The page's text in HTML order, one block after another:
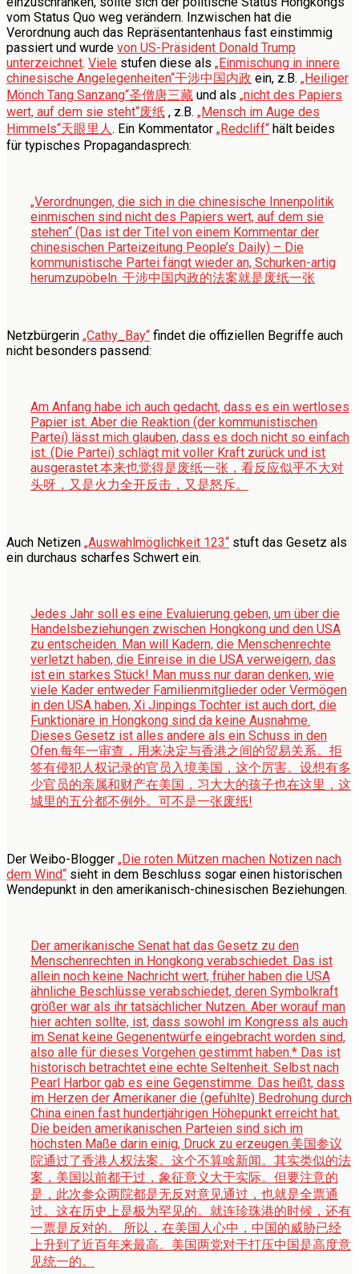
vom Status Quo weg verändern. Inzwischen hat die
Verordnung auch das Repräsentantenhaus fast einstimmig
passiert und wurde von US-Präsident Donald Trump
unterzeichnet. Viele stufen diese als „Einmischung in innere
chinesische Angelegenheiten“干涉中国内政 ein, z.B. „Heiliger
Mönch Tang Sanzang“圣僧唐三藏 und als „nicht des Papiers
wert, auf dem sie steht“废纸 , z.B. „Mensch im Auge des
Himmels“天眼里人. Ein Kommentator „Redcliff“ hält beides
für typisches Propagandasprech:
„Verordnungen, die sich in die chinesische Innenpolitik
einmischen sind nicht des Papiers wert, auf dem sie
stehen“ (Das ist der Titel von einem Kommentar der
chinesischen Parteizeitung People’s Daily) – Die
kommunistische Partei fängt wieder an, Schurken-artig
herumzupöbeln. 干涉中国内政的法案就是废纸一张
Netzbürgerin „Cathy_Bay“ findet die offiziellen Begriffe auch
nicht besonders passend:
Am Anfang habe ich auch gedacht, dass es ein wertloses
Papier ist. Aber die Reaktion (der kommunistischen
Partei) lässt mich glauben, dass es doch nicht so einfach
ist. (Die Partei) schlägt mit voller Kraft zurück und ist
ausgerastet.本来也觉得是废纸一张，看反应似乎不大对
头呀，又是火力全开反击，又是怒斥。
Auch Netizen „Auswahlmöglichkeit 123“ stuft das Gesetz als
ein durchaus scharfes Schwert ein.
Jedes Jahr soll es eine Evaluierung geben, um über die
Handelsbeziehungen zwischen Hongkong und den USA
zu entscheiden. Man will Kadern, die Menschenrechte
verletzt haben, die Einreise in die USA verweigern, das
ist ein starkes Stück! Man muss nur daran denken, wie
viele Kader entweder Familienmitglieder oder Vermögen
in den USA haben, Xi Jinpings Tochter ist auch dort, die
Funktionäre in Hongkong sind da keine Ausnahme.
Dieses Gesetz ist alles andere als ein Schuss in den
Ofen.每年一审查，用来决定与香港之间的贸易关系。拒
签有侵犯人权记录的官员入境美国，这个厉害。设想有多
少官员的亲属和财产在美国，习大大的孩子也在这里，这
城里的五分都不例外。可不是一张废纸!
Der Weibo-Blogger „Die roten Mützen machen Notizen nach
dem Wind“ sieht in dem Beschluss sogar einen historischen
Wendepunkt in den amerikanisch-chinesischen Beziehungen.
Der amerikanische Senat hat das Gesetz zu den
Menschenrechten in Hongkong verabschiedet. Das ist
allein noch keine Nachricht wert, früher haben die USA
ähnliche Beschlüsse verabschiedet, deren Symbolkraft
größer war als ihr tatsächlicher Nutzen. Aber worauf man
hier achten sollte, ist, dass sowohl im Kongress als auch
im Senat keine Gegenentwürfe eingebracht worden sind,
also alle für dieses Vorgehen gestimmt haben.* Das ist
historisch betrachtet eine echte Seltenheit. Selbst nach
Pearl Harbor gab es eine Gegenstimme. Das heißt, dass
im Herzen der Amerikaner die (gefühlte) Bedrohung durch
China einen fast hundertjährigen Höhepunkt erreicht hat.
Die beiden amerikanischen Parteien sind sich im
höchsten Maße darin einig, Druck zu erzeugen.美国参议
院通过了香港人权法案。这个不算啥新闻。其实类似的法
案，美国以前都干过，象征意义大于实际。但要注意的
是，此次参众两院都是无反对意见通过，也就是全票通
过。这在历史上是极为罕见的。就连珍珠港的时候，还有
一票是反对的。 所以，在美国人心中，中国的威胁已经
上升到了近百年来最高。美国两党对于打压中国是高度意
见统一的。